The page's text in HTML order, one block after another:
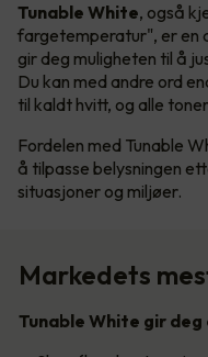
Tunable White, også
fargetemperatur", er en
gir deg muligheten til å
Du kan med andre ord
til kaldt hvitt, og alle
Fordelen med Tunable
å tilpasse belysningen
situasjoner og miljøer.
Markedets
Tunable White gir